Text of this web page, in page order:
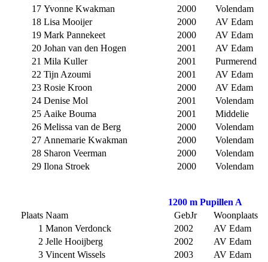
17 Yvonne Kwakman 2000
Volendam
18 Lisa Mooijer 2000
AV Edam
19 Mark Pannekeet 2000
AV Edam
20 Johan van den Hogen 2001
AV Edam
21 Mila Kuller 2001
Purmerend
22 Tijn Azoumi 2001
AV Edam
23 Rosie Kroon 2000
AV Edam
24 Denise Mol 2001
Volendam
25 Aaike Bouma 2001
Middelie
26 Melissa van de Berg 2000
Volendam
27 Annemarie Kwakman 2000
Volendam
28 Sharon Veerman 2000
Volendam
29 Ilona Stroek 2000 Volendam
1200 m Pupillen A
Plaats Naam GebJr
Woonplaats
1 Manon Verdonck 2002
AV Edam
2 Jelle Hooijberg 2002
AV Edam
3 Vincent Wissels 2003
AV Edam